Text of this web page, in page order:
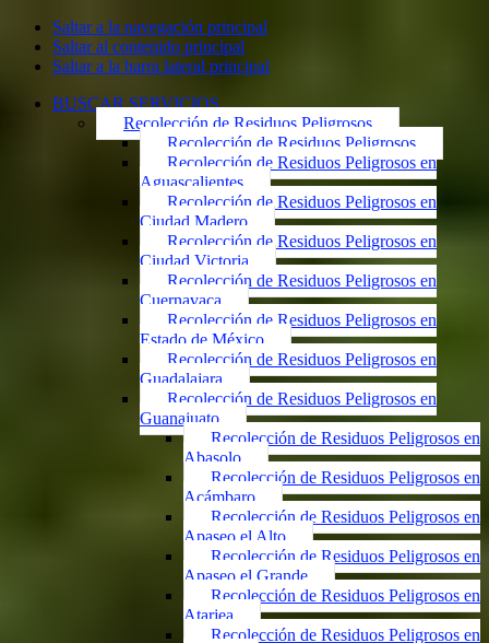
Saltar a la navegación principal
Saltar al contenido principal
Saltar a la barra lateral principal
BUSCAR SERVICIOS
Recolección de Residuos Peligrosos
Recolección de Residuos Peligrosos
Recolección de Residuos Peligrosos en
Aguascalientes
Recolección de Residuos Peligrosos en
Ciudad Madero
Recolección de Residuos Peligrosos en
Ciudad Victoria
Recolección de Residuos Peligrosos en
Cuernavaca
Recolección de Residuos Peligrosos en
Estado de México
Recolección de Residuos Peligrosos en
Guadalajara
Recolección de Residuos Peligrosos en
Guanajuato
Recolección de Residuos Peligrosos en
Abasolo
Recolección de Residuos Peligrosos en
Acámbaro
Recolección de Residuos Peligrosos en
Apaseo el Alto
Recolección de Residuos Peligrosos en
Apaseo el Grande
Recolección de Residuos Peligrosos en
Atarjea
Recolección de Residuos Peligrosos en